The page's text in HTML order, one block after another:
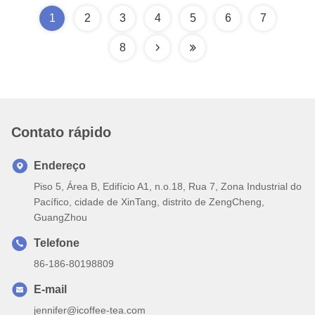
1 2 3 4 5 6 7
8
Contato rápido
Endereço
Piso 5, Área B, Edifício A1, n.o.18, Rua 7, Zona Industrial do
Pacífico, cidade de XinTang, distrito de ZengCheng,
GuangZhou
Telefone
86-186-80198809
E-mail
jennifer@icoffee-tea.com